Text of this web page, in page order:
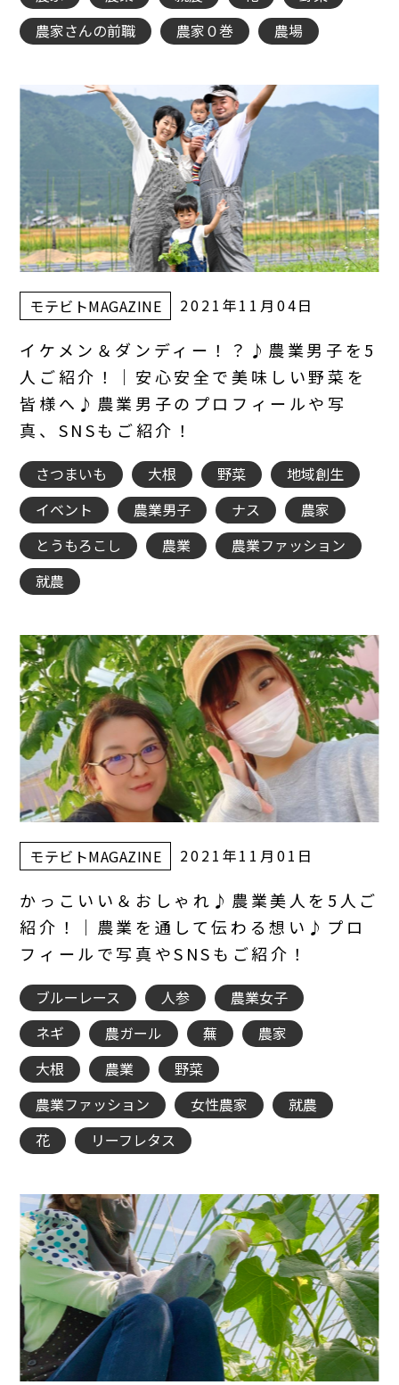
農家さんの前職
農家０巻 農場
モテビトMAGAZINE 2021年11月04日
イケメン＆ダンディー！？♪農業男子を5
人ご紹介！｜安心安全で美味しい野菜を
皆様へ♪農業男子のプロフィールや写
真、SNSもご紹介！
さつまいも 大根 野菜
地域創生
イベント
農業男子 ナス
農家
とうもろこし
農業
農業ファッション
就農
モテビトMAGAZINE 2021年11月01日
かっこいい＆おしゃれ♪農業美人を5人ご
紹介！｜農業を通して伝わる想い♪プロ
フィールで写真やSNSもご紹介！
ブルーレース 人参
農業女子
ネギ
農ガール 蕪
農家
大根
農業
野菜
農業ファッション
女性農家
就農
花
リーフレタス